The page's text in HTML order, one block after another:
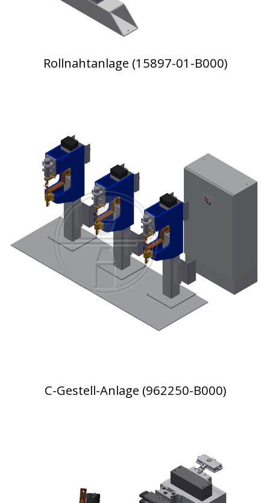
Rollnahtanlage (15897-01-B000)
C-Gestell-Anlage (962250-B000)